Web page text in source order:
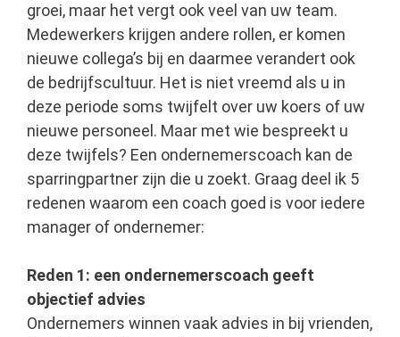
groei, maar het vergt ook veel van uw team.
Medewerkers krijgen andere rollen, er komen
nieuwe collega’s bij en daarmee verandert ook
de bedrijfscultuur. Het is niet vreemd als u in
deze periode soms twijfelt over uw koers of uw
nieuwe personeel. Maar met wie bespreekt u
deze twijfels? Een ondernemerscoach kan de
sparringpartner zijn die u zoekt. Graag deel ik 5
redenen waarom een coach goed is voor iedere
manager of ondernemer:
Reden 1: een ondernemerscoach geeft
objectief advies
Ondernemers winnen vaak advies in bij vrienden,